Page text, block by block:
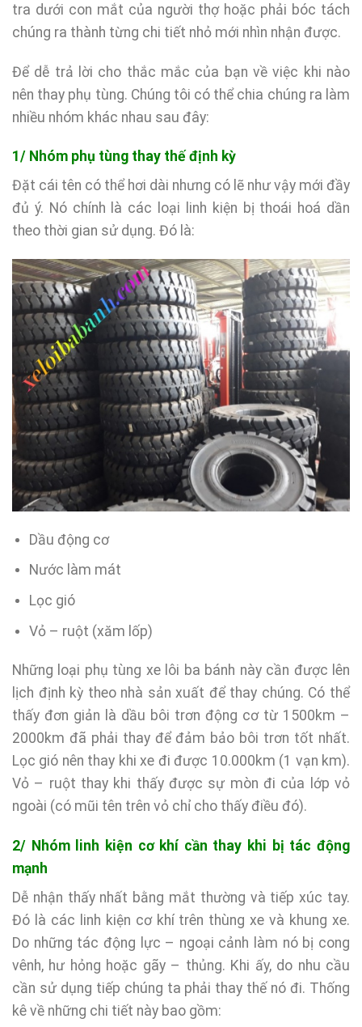
tra dưới con mắt của người thợ hoặc phải bóc tách
chúng ra thành từng chi tiết nhỏ mới nhìn nhận được.
Để dễ trả lời cho thắc mắc của bạn về việc khi nào
nên thay phụ tùng. Chúng tôi có thể chia chúng ra làm
nhiều nhóm khác nhau sau đây:
1/ Nhóm phụ tùng thay thế định kỳ
Đặt cái tên có thể hơi dài nhưng có lẽ như vậy mới đầy
đủ ý. Nó chính là các loại linh kiện bị thoái hoá dần
theo thời gian sử dụng. Đó là:
Dầu động cơ
Nước làm mát
Lọc gió
Vỏ – ruột (xăm lốp)
Những loại phụ tùng xe lôi ba bánh này cần được lên
lịch định kỳ theo nhà sản xuất để thay chúng. Có thể
thấy đơn giản là dầu bôi trơn động cơ từ 1500km –
2000km đã phải thay để đảm bảo bôi trơn tốt nhất.
Lọc gió nên thay khi xe đi được 10.000km (1 vạn km).
Vỏ – ruột thay khi thấy được sự mòn đi của lớp vỏ
ngoài (có mũi tên trên vỏ chỉ cho thấy điều đó).
2/ Nhóm linh kiện cơ khí cần thay khi bị tác động
mạnh
Dễ nhận thấy nhất bằng mắt thường và tiếp xúc tay.
Đó là các linh kiện cơ khí trên thùng xe và khung xe.
Do những tác động lực – ngoại cảnh làm nó bị cong
vênh, hư hỏng hoặc gãy – thủng. Khi ấy, do nhu cầu
cần sử dụng tiếp chúng ta phải thay thế nó đi. Thống
kê về những chi tiết này bao gồm: